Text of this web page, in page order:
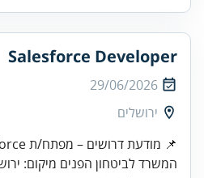
Salesforce Developer
29/06/2026
ירושלים
המשרד לביטחון הפנים מיקום: